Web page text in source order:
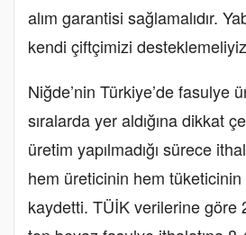
alım garantisi sağlamalıdır.
kendi çiftçimizi
Niğde’nin Türkiye’de fasulye
sıralarda yer aldığına dikkat
üretim yapılmadığı sürece
hem üreticinin hem tüketicinin
kaydetti. TÜİK verilerine göre